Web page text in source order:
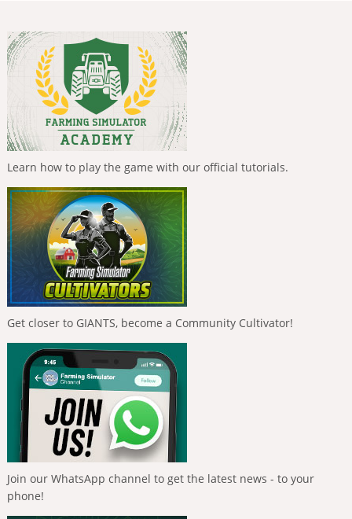
Learn how to play the game with our official tutorials.
Get closer to GIANTS, become a Community Cultivator!
Join our WhatsApp channel to get the latest news - to your
phone!